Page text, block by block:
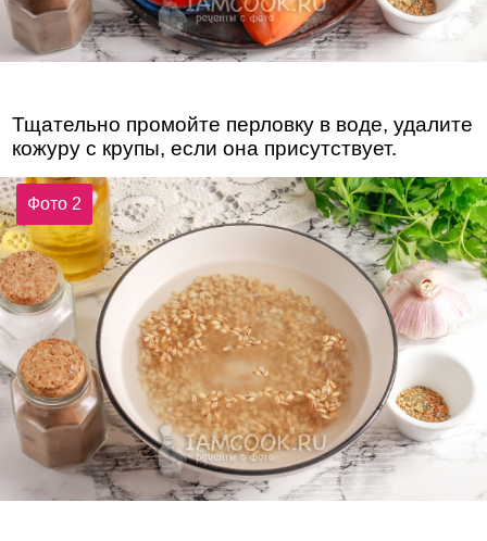
Тщательно промойте перловку в воде, удалите
кожуру с крупы, если она присутствует.
Фото 2